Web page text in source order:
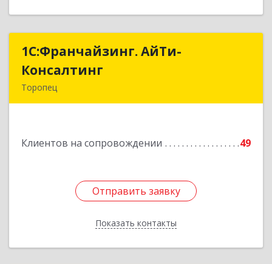
1С:Франчайзинг. АйТи-
Консалтинг
Торопец
Клиентов на сопровождении 49
Отправить заявку
Показать контакты
1С:Франчайзинг. АйТи-
Подробнее
Отправить заявку
Назад